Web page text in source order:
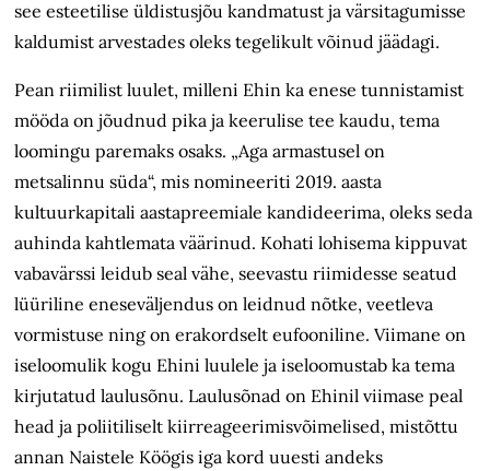
see esteetilise üldistusjõu kandmatust ja värsitagumisse
kaldumist arvestades oleks tegelikult võinud jäädagi.
Pean riimilist luulet, milleni Ehin ka enese tunnistamist
mööda on jõudnud pika ja keerulise tee kaudu, tema
loomingu paremaks osaks. „Aga armastusel on
metsalinnu süda“, mis nomineeriti 2019. aasta
kultuurkapitali aastapreemiale kandideerima, oleks seda
auhinda kahtlemata väärinud. Kohati lohisema kippuvat
vabavärssi leidub seal vähe, seevastu riimidesse seatud
lüüriline eneseväljendus on leidnud nõtke, veetleva
vormistuse ning on erakordselt eufooniline. Viimane on
iseloomulik kogu Ehini luulele ja iseloomustab ka tema
kirjutatud laulusõnu. Laulusõnad on Ehinil viimase peal
head ja poliitiliselt kiirreageerimisvõimelised, mistõttu
annan Naistele Köögis iga kord uuesti andeks